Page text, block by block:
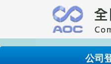
要
內
公司